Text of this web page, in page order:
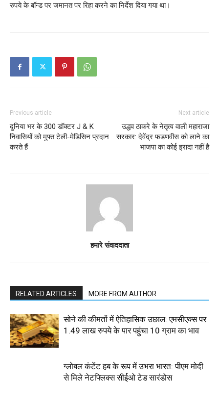
रुपये के बॉन्ड पर जमानत पर रिहा करने का निर्देश दिया गया था।
Previous article
दुनिया भर के 300 डॉक्टर J & K
निवासियों को मुफ्त टेली-मेडिसिन प्रदान
करते हैं
Next article
उद्धव ठाकरे के नेतृत्व वाली महाराजा
सरकार: देवेंद्र फडणवीस को लाने का
भाजपा का कोई इरादा नहीं है
हमारे संवाददाता
RELATED ARTICLES MORE FROM AUTHOR
सोने की कीमतों में ऐतिहासिक उछाल: एमसीएक्स पर
1.49 लाख रुपये के पार पहुंचा 10 ग्राम का भाव
ग्लोबल कंटेंट हब के रूप में उभरा भारत: पीएम मोदी
से मिले नेटफ्लिक्स सीईओ टेड सारंडोस